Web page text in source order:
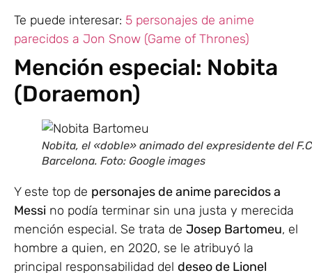
Te puede interesar: 5 personajes de anime
parecidos a Jon Snow (Game of Thrones)
Mención especial: Nobita
(Doraemon)
Nobita, el «doble» animado del expresidente del
Barcelona. Foto: Google images
Y este top de personajes de anime parecidos a
Messi no podía terminar sin una justa y merecida
mención especial. Se trata de Josep Bartomeu, el
hombre a quien, en 2020, se le atribuyó la
principal responsabilidad del deseo de Lionel